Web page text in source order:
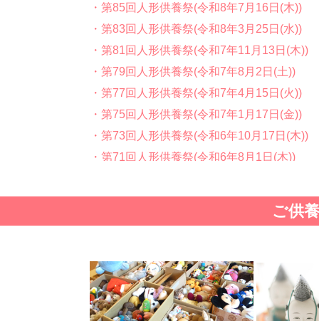
・第85回人形供養祭(令和8年7月16日(木))
・第83回人形供養祭(令和8年3月25日(水))
・第81回人形供養祭(令和7年11月13日(木))
・第79回人形供養祭(令和7年8月2日(土))
・第77回人形供養祭(令和7年4月15日(火))
・第75回人形供養祭(令和7年1月17日(金))
・第73回人形供養祭(令和6年10月17日(木))
・第71回人形供養祭(令和6年8月1日(木))
・第67回人形供養祭(令和6年1月31日(水))
・第65回人形供養祭(令和5年11月09日(木))
・第61回人形供養祭(令和5年5月19日(金))
・第59回人形供養祭(令和5年2月10日(金))
・第57回人形供養祭(令和4年11月22日(火))
ご供